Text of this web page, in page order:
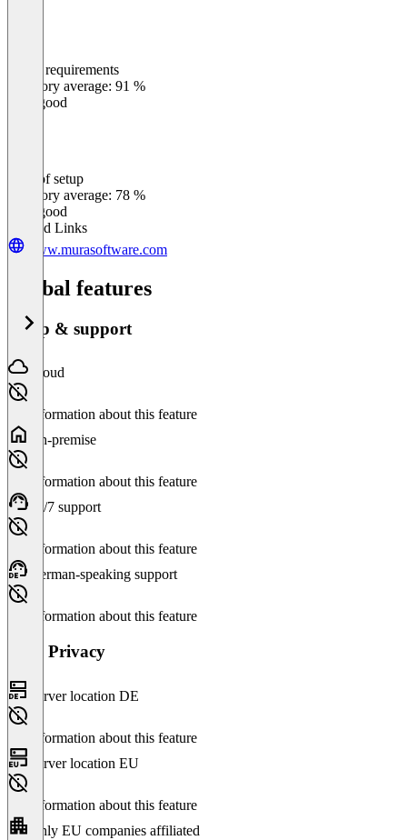
Meets requirements
Category average: 91 %
Very good
Ease of setup
Category average: 78 %
Very good
Related Links
www.murasoftware.com
Global features
Setup & support
Cloud
No information about this feature
On-premise
No information about this feature
24/7 support
No information about this feature
German-speaking support
No information about this feature
Data Privacy
Server location DE
No information about this feature
Server location EU
No information about this feature
Only EU companies affiliated